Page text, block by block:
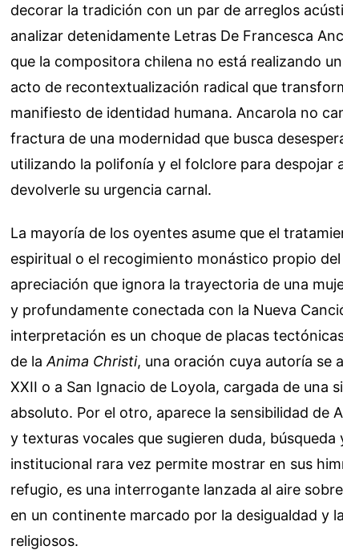
decorar la tradición con un par de arreglos
analizar detenidamente Letras De Francesca
que la compositora chilena no está realizando
acto de recontextualización radical que
manifiesto de identidad humana. Ancarola no
fractura de una modernidad que busca
utilizando la polifonía y el folclore para despojar
devolverle su urgencia carnal.
La mayoría de los oyentes asume que el
espiritual o el recogimiento monástico propio
apreciación que ignora la trayectoria de una
y profundamente conectada con la Nueva
interpretación es un choque de placas
de laAnima Christi, una oración cuya autoría se
XXII o a San Ignacio de Loyola, cargada de una
absoluto. Por el otro, aparece la sensibilidad de
y texturas vocales que sugieren duda, búsqueda
institucional rara vez permite mostrar en sus
refugio, es una interrogante lanzada al aire
en un continente marcado por la desigualdad y
religiosos.